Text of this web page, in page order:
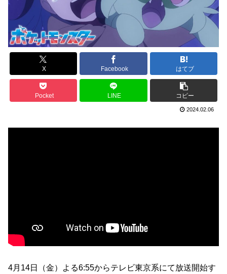
X Facebook はてブ
Pocket LINE コピー
2024.02.06
4月14日（金）よる6:55からテレビ東京系にて放送開始す